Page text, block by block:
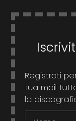
Registrati
tua mail
la